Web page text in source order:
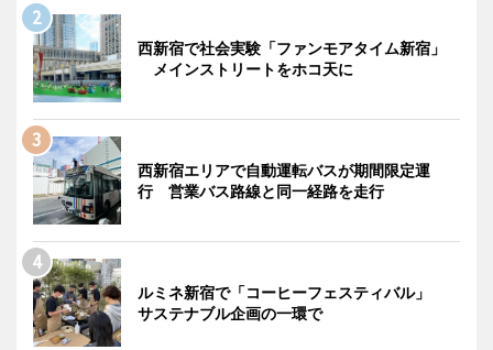
西新宿で社会実験「ファンモアタイム新宿」
メインストリートをホコ天に
西新宿エリアで自動運転バスが期間限定運
行 営業バス路線と同一経路を走行
ルミネ新宿で「コーヒーフェスティバル」
サステナブル企画の一環で